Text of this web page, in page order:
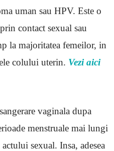
uman sau HPV. Este o
contact sexual sau
la majoritatea femeilor, in
colului uterin. Vezi aici
vaginala dupa
menstruale mai lungi
sexual. Insa, adesea